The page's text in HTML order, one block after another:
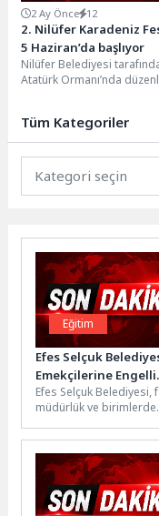
2 Ay Önce 12
2. Nilüfer Karadeniz
5 Haziran’da başlıyor
Nilüfer Belediyesi
Atatürk Ormanı’nda
Tüm Kategoriler
Eğitim
Efes Selçuk
Emekçilerine Engelli
Hakları Eğitimi
Efes Selçuk Belediyesi,
müdürlük ve birimlerde
emekçilerine yönelik
Hakları Eğitimi...